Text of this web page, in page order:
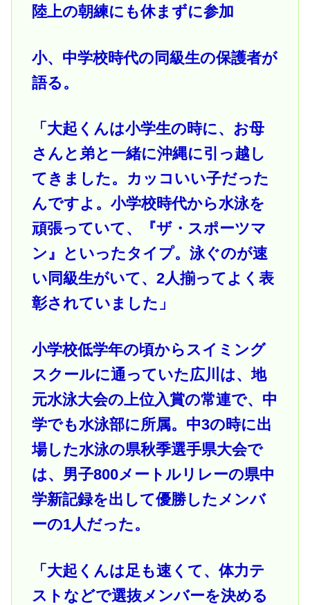
陸上の朝練にも休まずに参加
小、中学校時代の同級生の保護者が
語る。
「大起くんは小学生の時に、お母
さんと弟と一緒に沖縄に引っ越し
てきました。カッコいい子だった
んですよ。小学校時代から水泳を
頑張っていて、『ザ・スポーツマ
ン』といったタイプ。泳ぐのが速
い同級生がいて、2人揃ってよく表
彰されていました」
小学校低学年の頃からスイミング
スクールに通っていた広川は、地
元水泳大会の上位入賞の常連で、中
学でも水泳部に所属。中3の時に出
場した水泳の県秋季選手県大会で
は、男子800メートルリレーの県中
学新記録を出して優勝したメンバ
ーの1人だった。
「大起くんは足も速くて、体力テ
ストなどで選抜メンバーを決める